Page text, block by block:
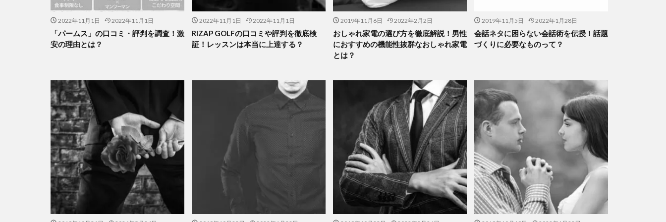
2022年11月1日 2022年11月1日
「パームス」の口コミ・評判を調査！激
安の理由とは？
2022年11月1日 2022年11月1日
RIZAP GOLFの口コミや評判を徹底検
証！レッスンは本当に上達する？
2019年11月6日 2022年2月2日
おしゃれ家電の選び方を徹底解説！男性
におすすめの機能性抜群なおしゃれ家電
とは？
2019年11月5日 2022年1月28日
会話ネタに困らない会話術を伝授！話題
づくりに必要なものって？